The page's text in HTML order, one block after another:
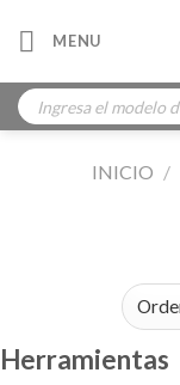
MENU
Búsqueda
de
productos
INICIO /
Herramientas